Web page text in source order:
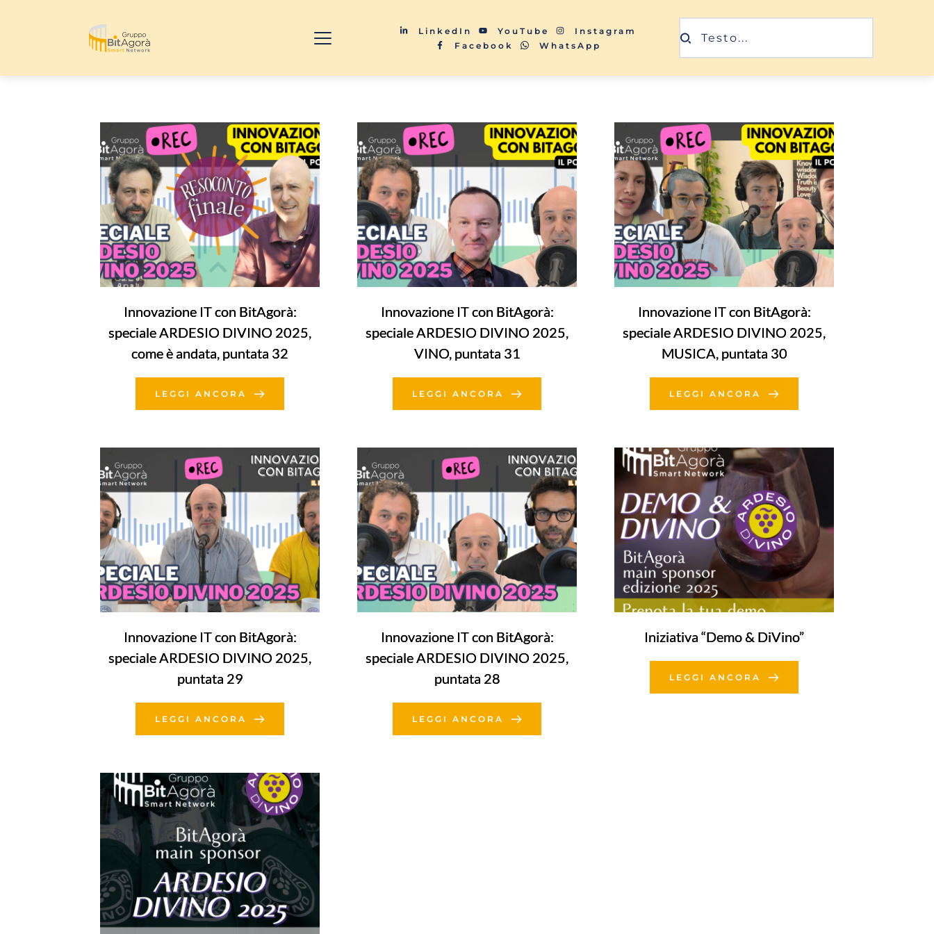
LinkedIn YouTube
Instagram
Facebook
WhatsApp Testo...
Innovazione IT con BitAgorà:
speciale ARDESIO DIVINO 2025,
come è andata, puntata 32
LEGGI ANCORA
Innovazione IT con BitAgorà:
speciale ARDESIO DIVINO 2025,
VINO, puntata 31
LEGGI ANCORA
Innovazione IT con BitAgorà:
speciale ARDESIO DIVINO 2025,
MUSICA, puntata 30
LEGGI ANCORA
Innovazione IT con BitAgorà:
speciale ARDESIO DIVINO 2025,
puntata 29
LEGGI ANCORA
Innovazione IT con BitAgorà:
speciale ARDESIO DIVINO 2025,
puntata 28
LEGGI ANCORA
Iniziativa “Demo & DiVino”
LEGGI ANCORA